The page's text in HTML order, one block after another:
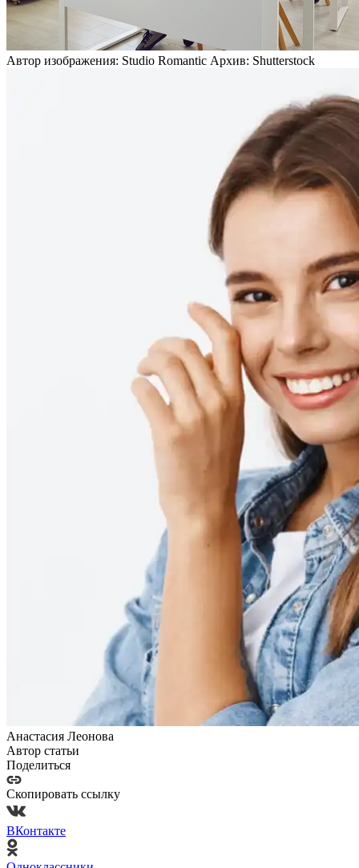
Автор изображения: Studio Romantic Архив: Shutterstock
Анастасия Леонова
Автор статьи
Поделиться
Скопировать ссылку
ВКонтакте